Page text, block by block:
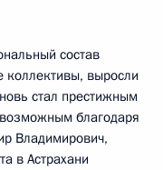
состав
коллективы, выросли
стал престижным
благодаря
Владимирович,
в Астрахани